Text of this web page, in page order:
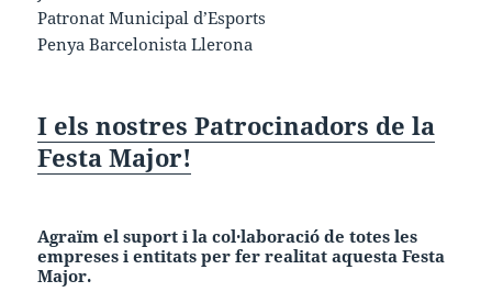
Patronat Municipal d’Esports
Penya Barcelonista Llerona
I els nostres Patrocinadors de la
Festa Major!
Agraïm el suport i la col·laboració de totes les
empreses i entitats per fer realitat aquesta Festa
Major.